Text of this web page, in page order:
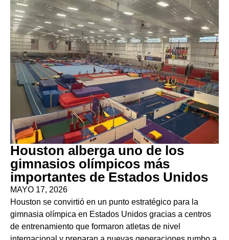
Houston alberga uno de los
gimnasios olímpicos más
importantes de Estados Unidos
MAYO 17, 2026
Houston se convirtió en un punto estratégico para la
gimnasia olímpica en Estados Unidos gracias a centros
de entrenamiento que formaron atletas de nivel